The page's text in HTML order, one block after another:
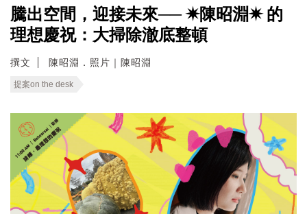
騰出空間，迎接未來── ✷陳昭淵✷ 的
理想慶祝：大掃除澈底整頓
撰文 陳昭淵．照片｜陳昭淵
提案on the desk